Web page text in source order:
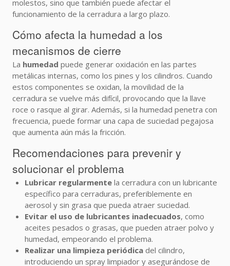
molestos, sino que también puede afectar el
funcionamiento de la cerradura a largo plazo.
Cómo afecta la humedad a los
mecanismos de cierre
La humedad puede generar oxidación en las partes
metálicas internas, como los pines y los cilindros. Cuando
estos componentes se oxidan, la movilidad de la
cerradura se vuelve más difícil, provocando que la llave
roce o rasque al girar. Además, si la humedad penetra con
frecuencia, puede formar una capa de suciedad pegajosa
que aumenta aún más la fricción.
Recomendaciones para prevenir y
solucionar el problema
Lubricar regularmente la cerradura con un lubricante
específico para cerraduras, preferiblemente en
aerosol y sin grasa que pueda atraer suciedad.
Evitar el uso de lubricantes inadecuados, como
aceites pesados o grasas, que pueden atraer polvo y
humedad, empeorando el problema.
Realizar una limpieza periódica del cilindro,
introduciendo un spray limpiador y asegurándose de